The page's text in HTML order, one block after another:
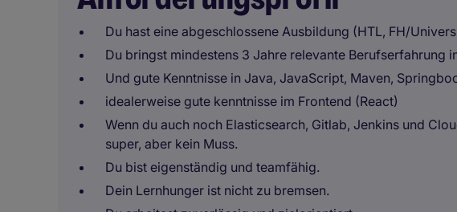
Du hast eine abgeschlossene Ausbildung (HTL, FH/
Du bringst mindestens 3 Jahre relevante Berufserfahrung
Und gute Kenntnisse in Java, JavaScript, Maven,
idealerweise gute kenntnisse im Frontend (React)
Wenn du auch noch Elasticsearch, Gitlab, Jenkins und
super, aber kein Muss.
Du bist eigenständig und teamfähig.
Dein Lernhunger ist nicht zu bremsen.